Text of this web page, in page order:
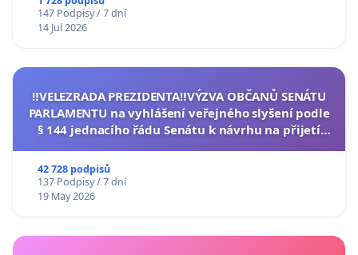
147 Podpisy / 7 dní
14 Jul 2026
‼️VELEZRADA PREZIDENTA‼️VÝZVA OBČANŮ SENÁTU
PARLAMENTU na vyhlášení veřejného slyšení podle
§ 144 jednacího řádu Senátu k návrhu na přijetí
42 728 podpisů
137 Podpisy / 7 dní
19 May 2026